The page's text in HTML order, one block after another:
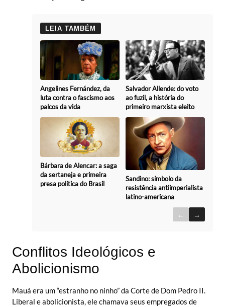
LEIA TAMBÉM
Angelines Fernández, da
luta contra o fascismo aos
palcos da vida
Salvador Allende: do voto
ao fuzil, a história do
primeiro marxista eleito
Bárbara de Alencar: a saga
da sertaneja e primeira
presa política do Brasil
Sandino: símbolo da
resistência antiimperialista
latino-americana
← →
Conflitos Ideológicos e
Abolicionismo
Mauá era um “estranho no ninho” da Corte de Dom Pedro II.
Liberal e abolicionista, ele chamava seus empregados de